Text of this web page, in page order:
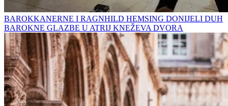
BAROKKANERNE I RAGNHILD HEMSING DONIJELI DUH
BAROKNE GLAZBE U ATRIJ KNEŽEVA DVORA